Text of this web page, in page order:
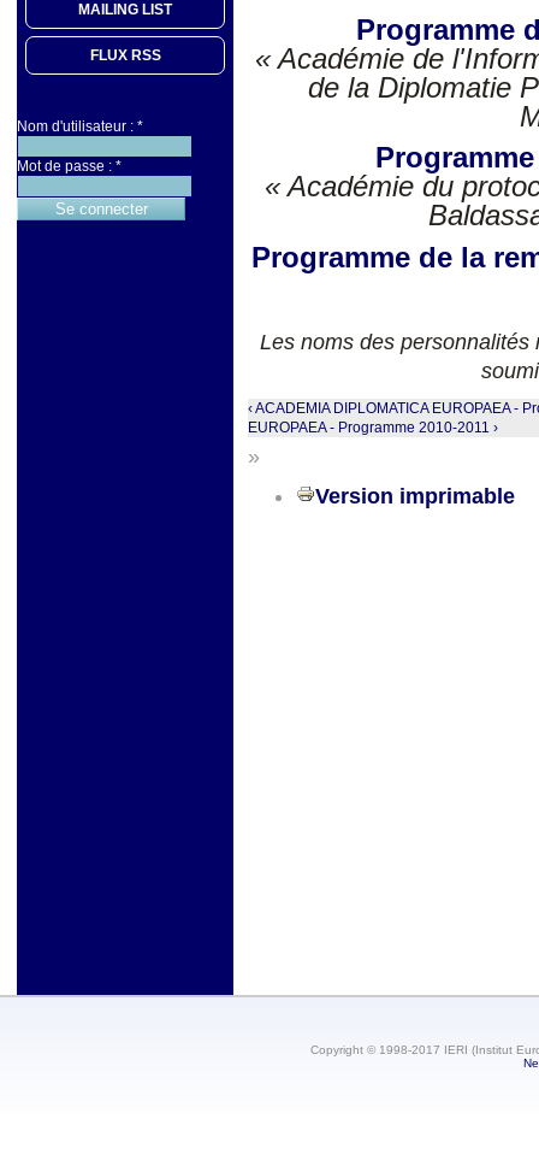
MAILING LIST
FLUX RSS
Nom d'utilisateur : *
Mot de passe : *
Programme
« Académie de
de la Diplomatie
« Académie du
Programme de la
Les noms des
‹ ACADEMIA DIPLOMATICA EUROPAEA -
EUROPAEA - Programme 2010-2011 ›
»
Version imprimable
Copyright © 1998-2017 IERI (Institut